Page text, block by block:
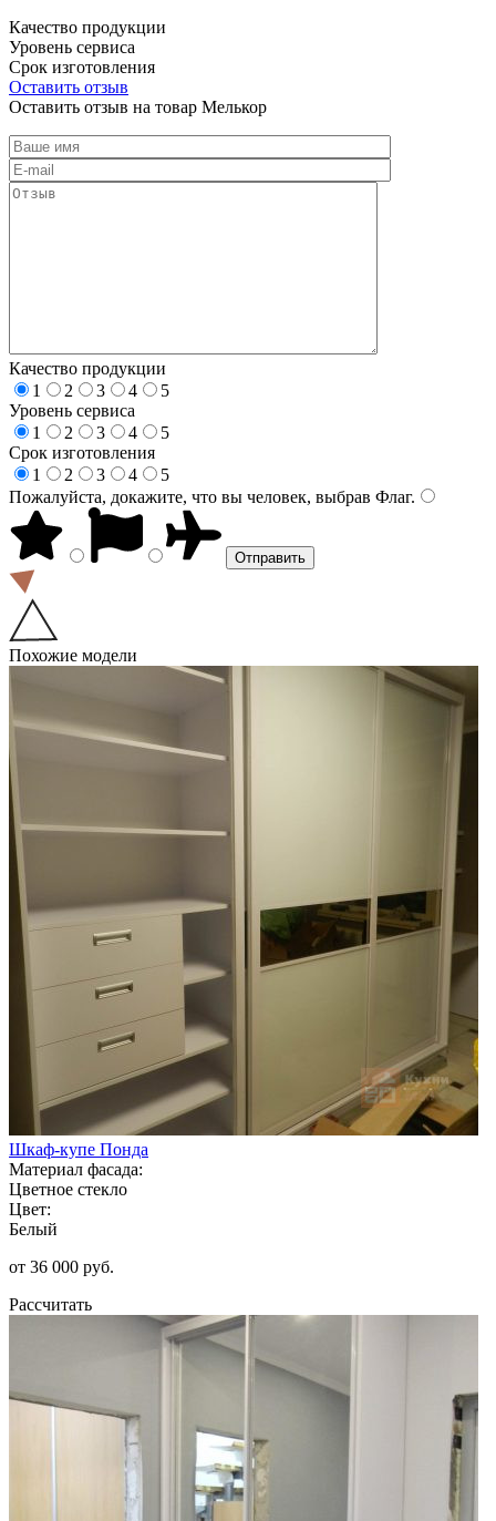
Качество продукции
Уровень сервиса
Срок изготовления
Оставить отзыв
Оставить отзыв на товар Мелькор
Качество продукции
1
2 3 4
5
Уровень сервиса
1
2 3 4
5
Срок изготовления
1
2 3 4
5
Пожалуйста, докажите, что вы человек, выбрав Флаг.
Похожие модели
Шкаф-купе Понда
Материал фасада:
Цветное стекло
Цвет:
Белый
от 36 000 руб.
Рассчитать